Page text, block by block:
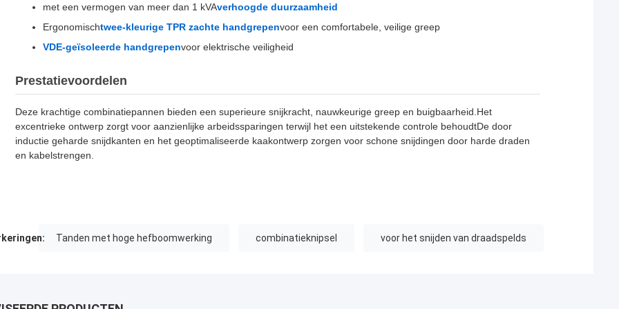
met een vermogen van meer dan 1 kVAverhoogde duurzaamheid
Ergonomischtwee-kleurige TPR zachte handgrepenvoor een comfortabele, veilige greep
VDE-geïsoleerde handgrepenvoor elektrische veiligheid
Prestatievoordelen
Deze krachtige combinatiepannen bieden een superieure snijkracht, nauwkeurige greep en buigbaarheid.Het
excentrieke ontwerp zorgt voor aanzienlijke arbeidssparingen terwijl het een uitstekende controle behoudtDe door
inductie geharde snijdkanten en het geoptimaliseerde kaakontwerp zorgen voor schone snijdingen door harde draden
en kabelstrengen.
Tanden met hoge hefboomwerking combinatieknipsel voor het snijden van draadspelds